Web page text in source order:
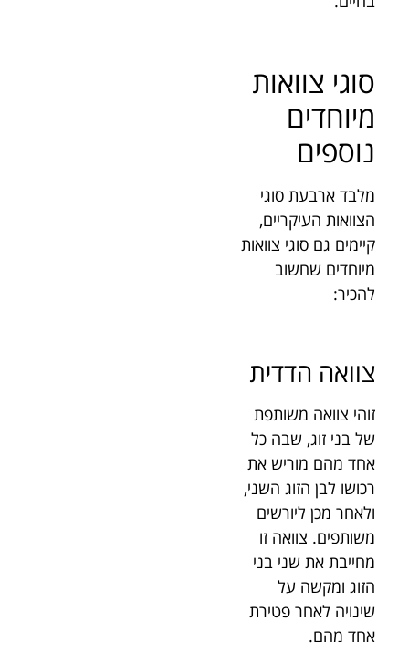
סוגי צוואות
מיוחדים
נוספים
מלבד ארבעת סוגי
הצוואות העיקריים,
קיימים גם סוגי צוואות
מיוחדים שחשוב
להכיר:
צוואה הדדית
זוהי צוואה משותפת
של בני זוג, שבה כל
אחד מהם מוריש את
רכושו לבן הזוג השני,
ולאחר מכן ליורשים
משותפים. צוואה זו
מחייבת את שני בני
הזוג ומקשה על
שינויה לאחר פטירת
אחד מהם.